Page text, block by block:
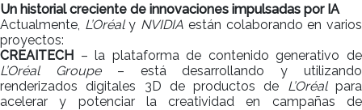
Un historial creciente de innovaciones impulsadas por IA
Actualmente, L’Oréaly NVIDIA están colaborando en varios
proyectos:
CREAITECH – la plataforma de contenido generativo de
L’Oréal Groupe– está desarrollando y utilizando
renderizados digitales 3D de productos de L’Oréalpara
acelerar y potenciar la creatividad en campañas de